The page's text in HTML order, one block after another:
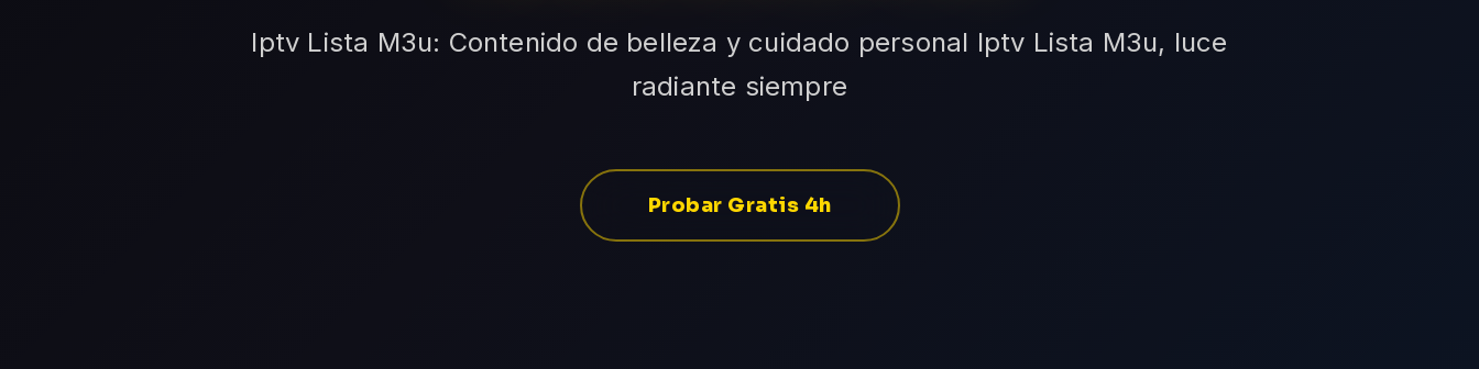
Iptv Lista M3u: Contenido de belleza y cuidado personal Iptv Lista M3u, luce
radiante siempre
Probar Gratis 4h